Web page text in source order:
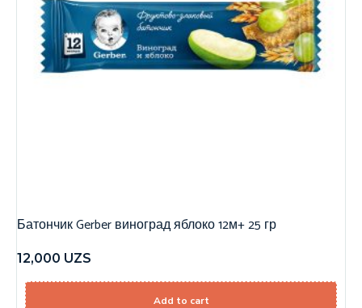
Батончик Gerber виноград яблоко 12м+ 25 гр
12,000 UZS
Add to cart